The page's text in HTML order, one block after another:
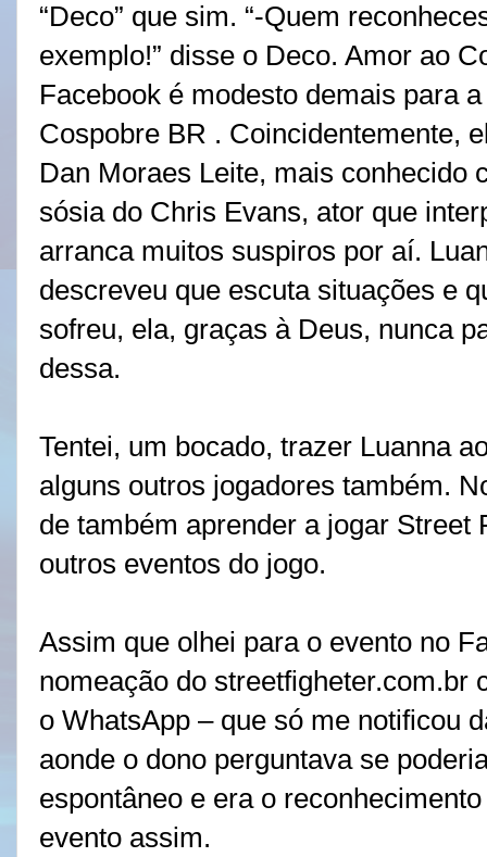
“Deco” que sim. “-Quem
exemplo!” disse o Deco. Amor ao
Facebook é modesto demais para
Cospobre BR . Coincidentemente,
Dan Moraes Leite, mais conhecido
sósia do Chris Evans, ator que
arranca muitos suspiros por aí.
descreveu que escuta situações e
sofreu, ela, graças à Deus, nunca
dessa.
Tentei, um bocado, trazer Luanna
alguns outros jogadores também.
de também aprender a jogar Street
outros eventos do jogo.
Assim que olhei para o evento no
nomeação do streetfigheter.com.br
o WhatsApp – que só me notificou
aonde o dono perguntava se
espontâneo e era o
evento assim.